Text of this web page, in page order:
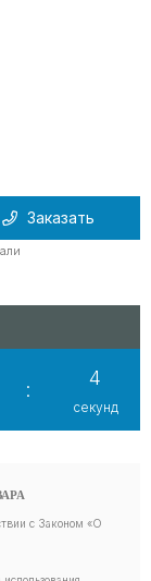
Заказать
:
3
секунд
с Законом «О